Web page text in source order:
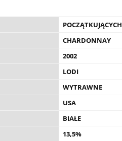
189,00 zł
POCZĄTKUJĄCYCH
CHARDONNAY
2002
LODI
WYTRAWNE
USA
BIAŁE
13,5%